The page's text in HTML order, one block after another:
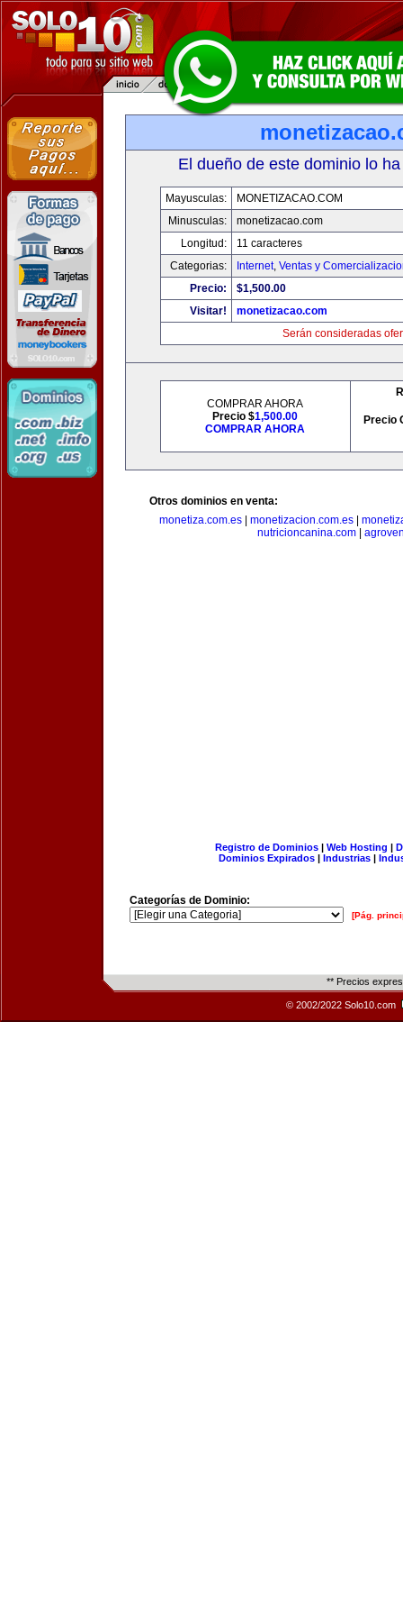
El dueño de este dominio lo
Mayusculas:
MONETIZACAO.COM
Minusculas:
monetizacao.com
Longitud:
11 caracteres
Categorias:
Internet, Ventas y
Precio:
$1,500.00
Visitar!
monetizacao.com
Serán consideradas
COMPRAR AHORA
Precio $1,500.00
COMPRAR AHORA
Precio
Otros dominios en venta:
monetiza.com.es| monetizacion.com.es|
nutricioncanina.com
Registro de Dominios| Web Hosting |
Dominios Expirados | Industrias |
Categorías de Dominio:
[Pág.
** Precios
© 2002/2022 Solo10.com